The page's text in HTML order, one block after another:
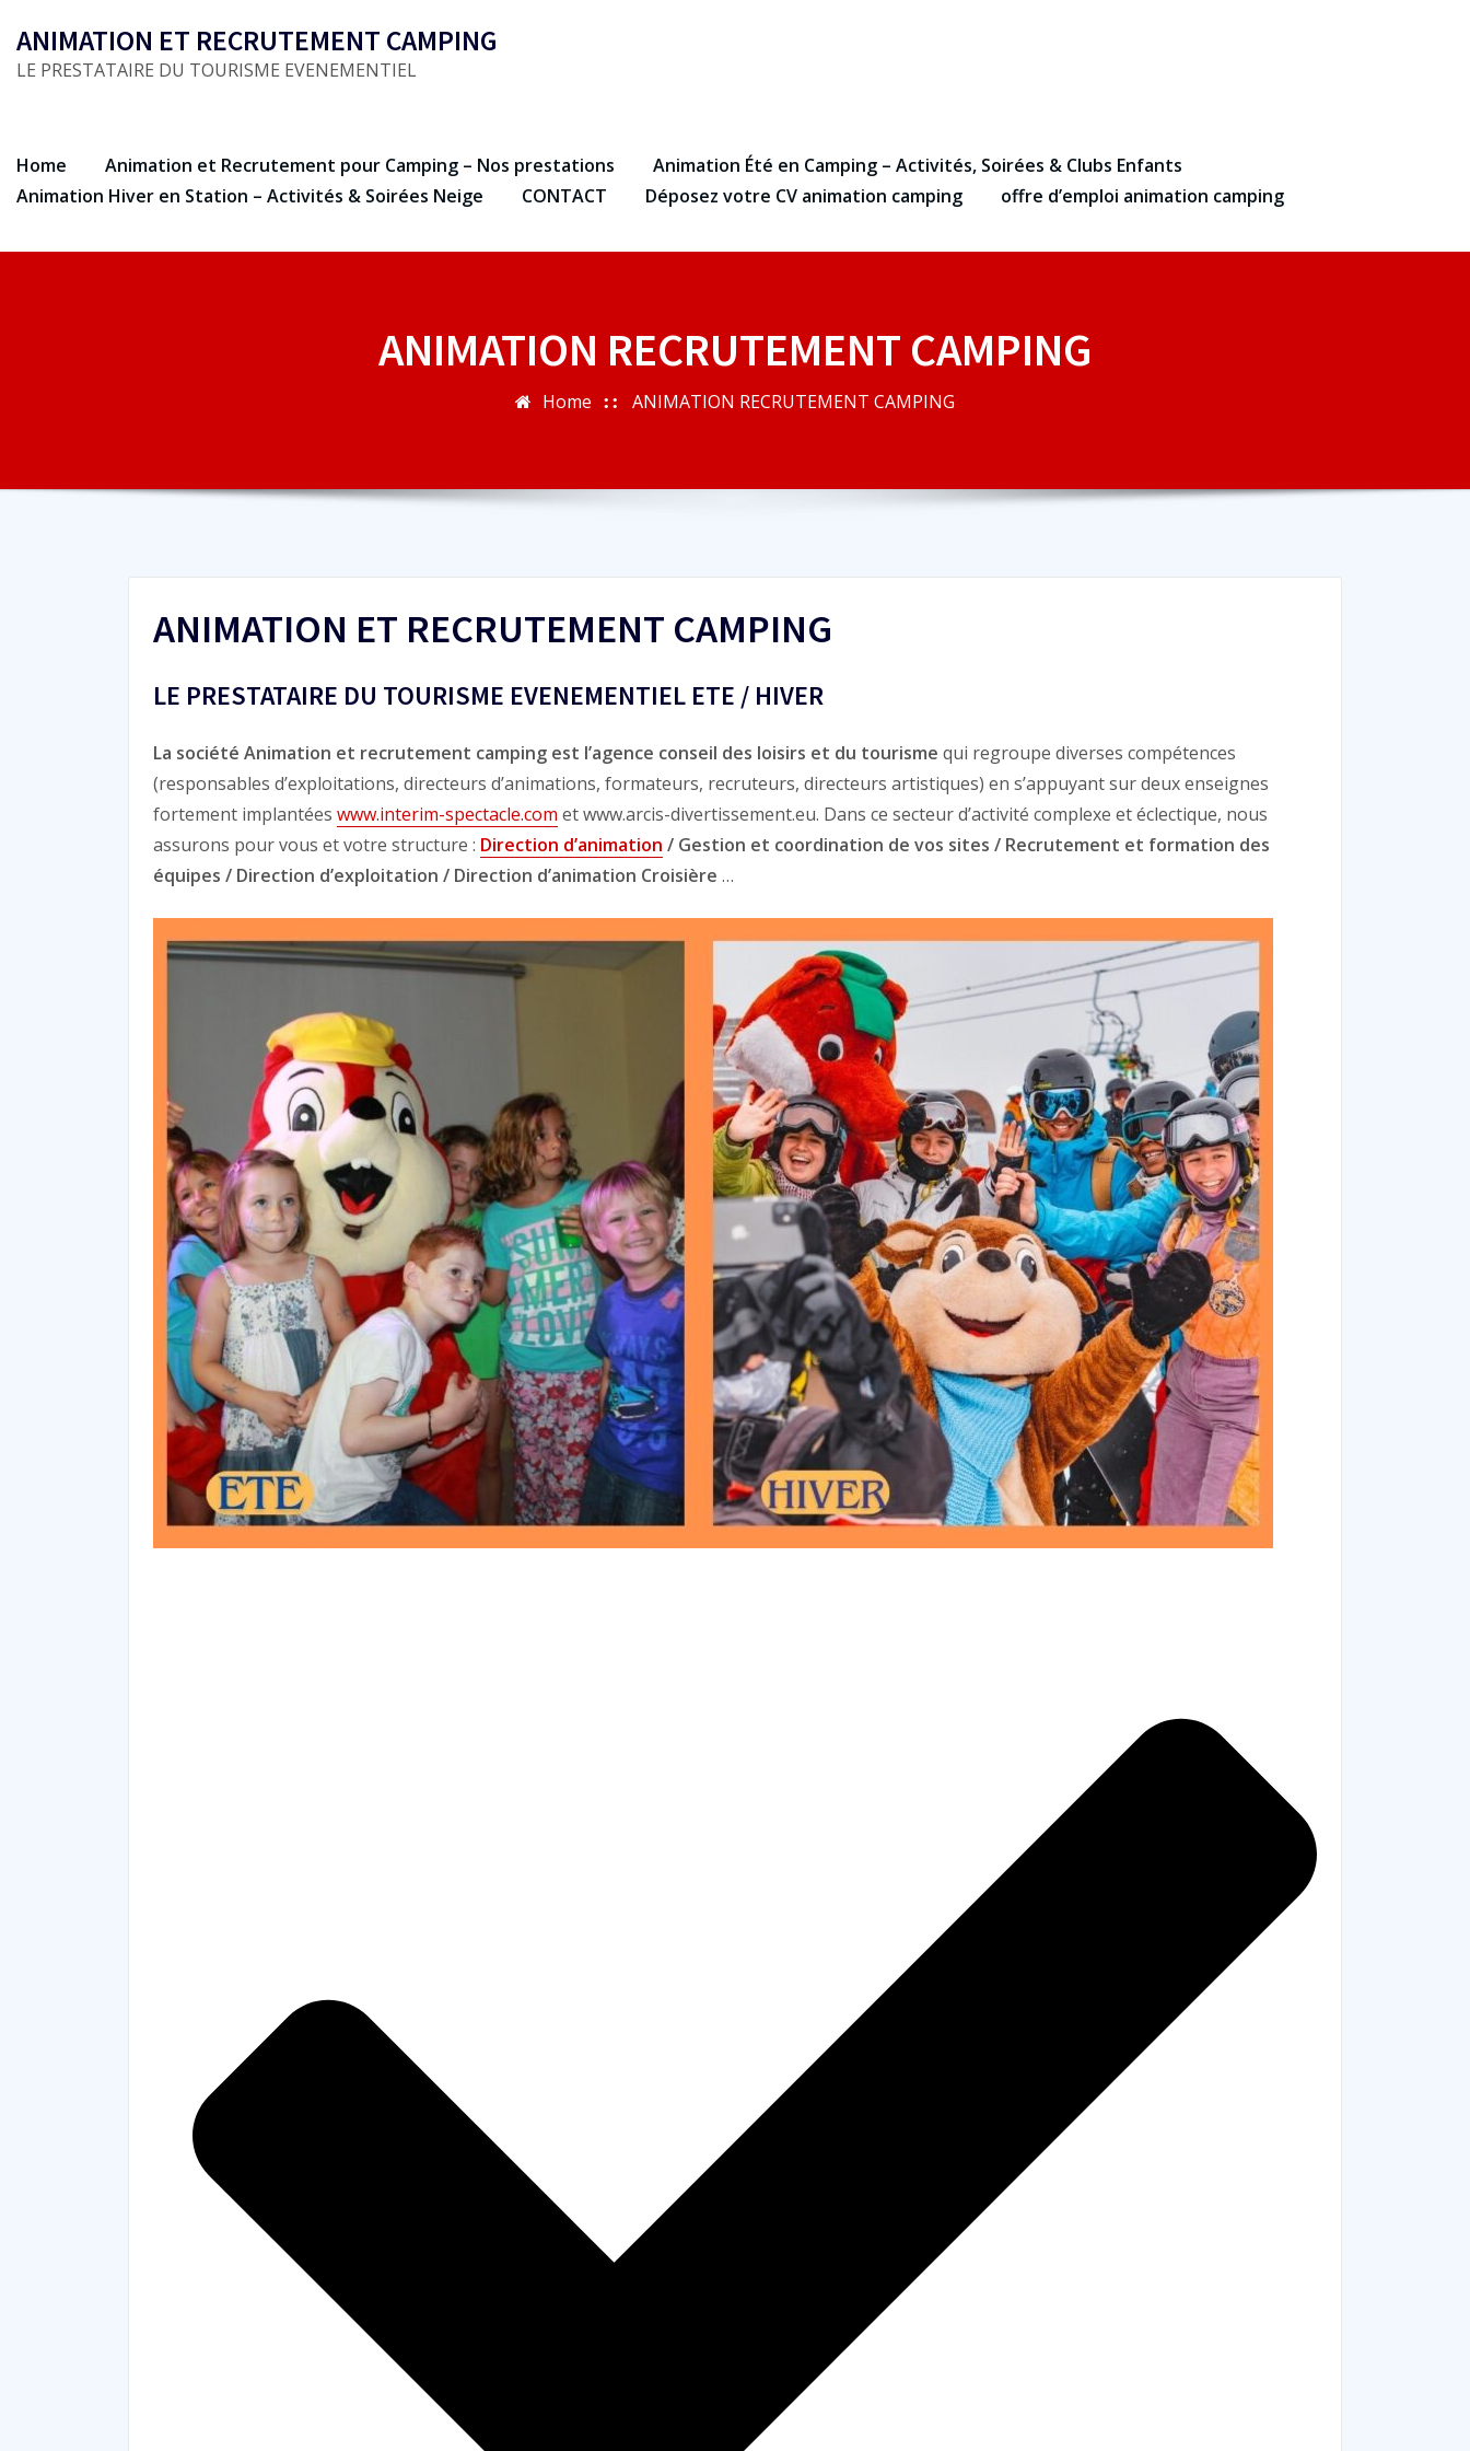
content
ANIMATION ET RECRUTEMENT CAMPING
LE PRESTATAIRE DU TOURISME EVENEMENTIEL
Home Animation et Recrutement pour Camping – Nos prestations
Animation Été en Camping – Activités, Soirées & Clubs Enfants
Animation Hiver en Station – Activités & Soirées Neige
CONTACT Déposez votre CV animation camping offre d’emploi animation camping
ANIMATION RECRUTEMENT CAMPING
Home ANIMATION RECRUTEMENT CAMPING
ANIMATION ET RECRUTEMENT CAMPING
LE PRESTATAIRE DU TOURISME EVENEMENTIEL ETE / HIVER
La société Animation et recrutement camping est l’agence conseil des loisirs et du tourisme qui regroupe diverses compétences
(responsables d’exploitations, directeurs d’animations, formateurs, recruteurs, directeurs artistiques) en s’appuyant sur deux enseignes
fortement implantées www.interim-spectacle.com et www.arcis-divertissement.eu. Dans ce secteur d’activité complexe et éclectique, nous
assurons pour vous et votre structure : Direction d’animation / Gestion et coordination de vos sites / Recrutement et formation des
équipes / Direction d’exploitation / Direction d’animation Croisière …